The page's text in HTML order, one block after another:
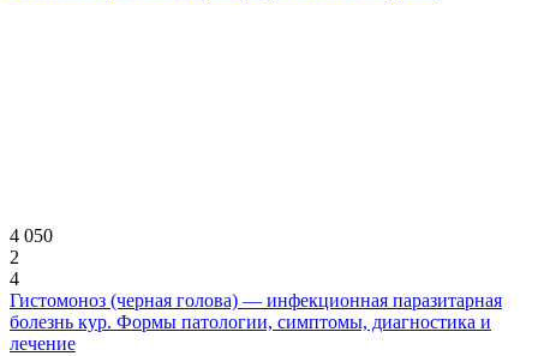
4 050
2
4
Гистомоноз (черная голова) — инфекционная паразитарная
болезнь кур. Формы патологии, симптомы, диагностика и
лечение